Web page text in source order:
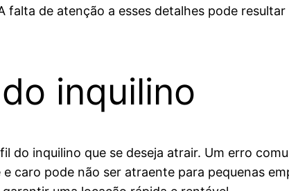
de atenção a esses detalhes pode
inquilino
inquilino que se deseja atrair. Um erro
caro pode não ser atraente para pequenas